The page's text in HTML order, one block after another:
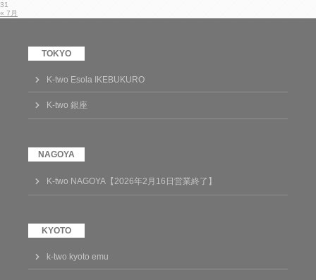
31
« 7月
K-two Esola IKEBUKURO
K-two 銀座
K-two NAGOYA【2026年2月16日営業終了】
k-two kyoto emu